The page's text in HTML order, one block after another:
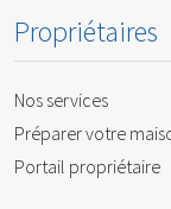
Propriétaires
Nos services
Préparer votre
Portail propriétaire